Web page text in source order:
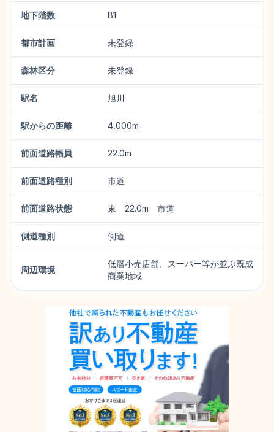
地下階数 B1
都市計画 未登録
森林区分 未登録
駅名 旭川
駅からの距離 4,000m
前面道路幅員 22.0m
前面道路種別 市道
前面道路状態 東 22.0m 市道
側道種別 側道
周辺環境
低層小売店舗、スーパー等が並ぶ既成
商業地域